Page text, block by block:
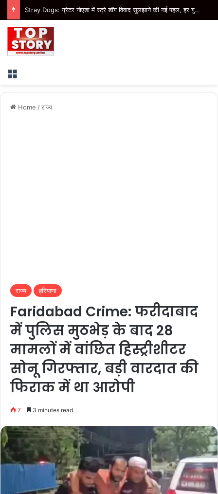
Insurance Claim: ज्यादा सवारी होने के आधार पर बीमा कंपनी नहीं कर सकती क्लेम खारिज, उपभोक्ता आयोग ने सुनाया फैसला
Menu
Home /राज्य
राज्य हरियाणा
Faridabad Crime: फरीदाबाद
में पुलिस मुठभेड़ के बाद 28
मामलों में वांछित हिस्ट्रीशीटर
सोनू गिरफ्तार, बड़ी वारदात की
फिराक में था आरोपी
7 3 minutes read